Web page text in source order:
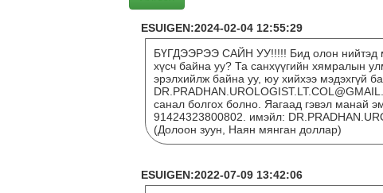
ESUIGEN:2024-02-04 12:55:29
БҮГДЭЭРЭЭ САЙН УУ!!!!! Бид олон нийтэд
хүсч байна уу? Та санхүүгийн хямралын
эрэлхийлж байна уу, юу хийхээ мэдэхгүй
санал болгох болно. Яагаад гэвэл манай
91424323800802. имэйл:
(Долоон зуун, Наян мянган доллар)
ESUIGEN:2022-07-09 13:42:06